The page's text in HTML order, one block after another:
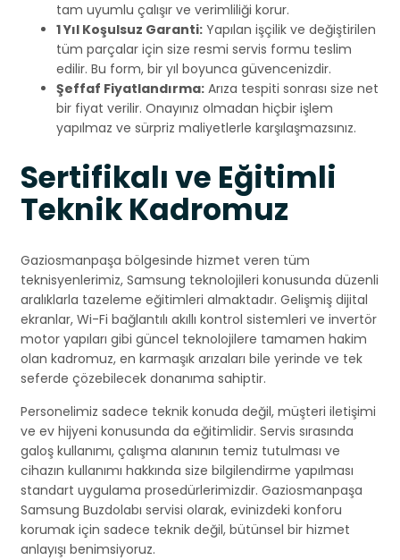
tam uyumlu çalışır ve verimliliği korur.
1 Yıl Koşulsuz Garanti: Yapılan işçilik ve değiştirilen
tüm parçalar için size resmi servis formu teslim
edilir. Bu form, bir yıl boyunca güvencenizdir.
Şeffaf Fiyatlandırma: Arıza tespiti sonrası size net
bir fiyat verilir. Onayınız olmadan hiçbir işlem
yapılmaz ve sürpriz maliyetlerle karşılaşmazsınız.
Sertifikalı ve Eğitimli
Teknik Kadromuz
Gaziosmanpaşa bölgesinde hizmet veren tüm
teknisyenlerimiz, Samsung teknolojileri konusunda düzenli
aralıklarla tazeleme eğitimleri almaktadır. Gelişmiş dijital
ekranlar, Wi-Fi bağlantılı akıllı kontrol sistemleri ve invertör
motor yapıları gibi güncel teknolojilere tamamen hakim
olan kadromuz, en karmaşık arızaları bile yerinde ve tek
seferde çözebilecek donanıma sahiptir.
Personelimiz sadece teknik konuda değil, müşteri iletişimi
ve ev hijyeni konusunda da eğitimlidir. Servis sırasında
galoş kullanımı, çalışma alanının temiz tutulması ve
cihazın kullanımı hakkında size bilgilendirme yapılması
standart uygulama prosedürlerimizdir. Gaziosmanpaşa
Samsung Buzdolabı servisi olarak, evinizdeki konforu
korumak için sadece teknik değil, bütünsel bir hizmet
anlayışı benimsiyoruz.